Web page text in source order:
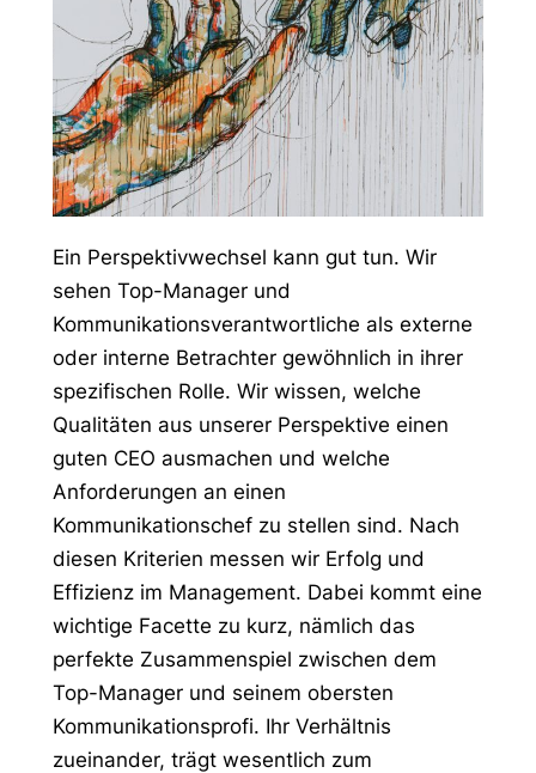
Ein Perspektivwechsel kann gut tun. Wir
sehen Top-Manager und
Kommunikationsverantwortliche als externe
oder interne Betrachter gewöhnlich in ihrer
spezifischen Rolle. Wir wissen, welche
Qualitäten aus unserer Perspektive einen
guten CEO ausmachen und welche
Anforderungen an einen
Kommunikationschef zu stellen sind. Nach
diesen Kriterien messen wir Erfolg und
Effizienz im Management. Dabei kommt eine
wichtige Facette zu kurz, nämlich das
perfekte Zusammenspiel zwischen dem
Top-Manager und seinem obersten
Kommunikationsprofi. Ihr Verhältnis
zueinander, trägt wesentlich zum